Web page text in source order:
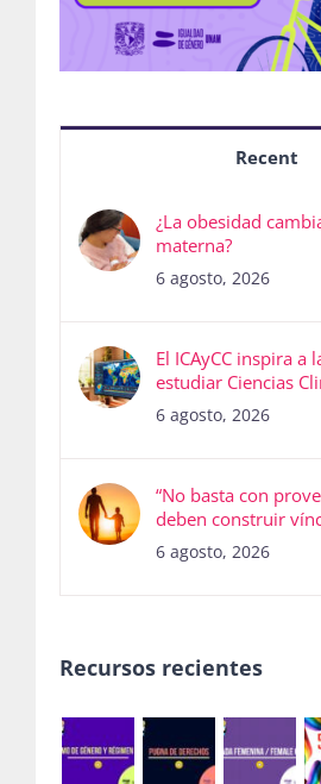
Recent
¿La obesidad
materna?
6 agosto, 2026
El ICAyCC inspira a
estudiar Ciencias
6 agosto, 2026
“No basta con
deben construir
6 agosto, 2026
Recursos recientes